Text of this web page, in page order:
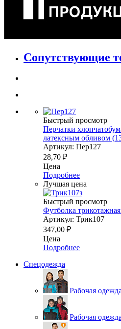
Сопутствующие
Быстрый просмотр
Перчатки
латексным обливом
Артикул: Пер127
28,70 ₽
Цена
Подробнее
Лучшая цена
Быстрый просмотр
Футболка трикотажная
Артикул: Трик107
347,00 ₽
Цена
Подробнее
Спецодежда
Рабочая
Рабочая